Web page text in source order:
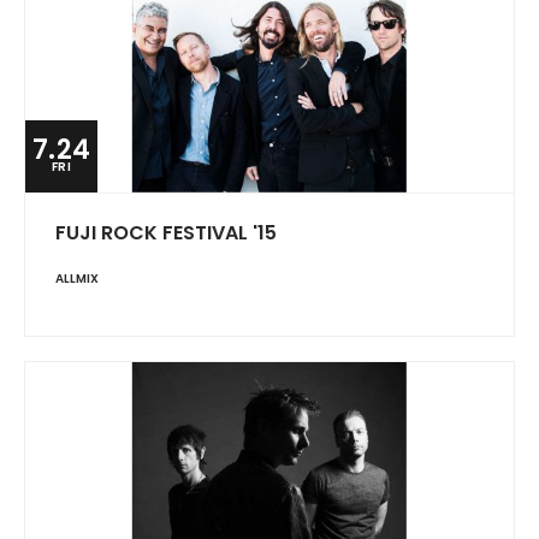
7.24
FRI
FUJI ROCK FESTIVAL '15
ALLMIX